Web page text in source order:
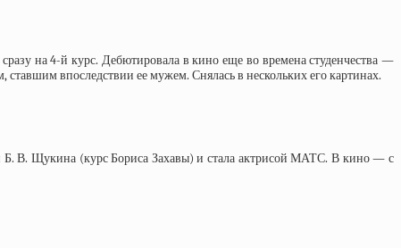
на 4-й курс. Дебютировала в кино еще во времена студенчества —
впоследствии ее мужем. Снялась в нескольких его картинах.
Б. В. Щукина (курс Бориса Захавы) и стала актрисой МАТС. В кино — с